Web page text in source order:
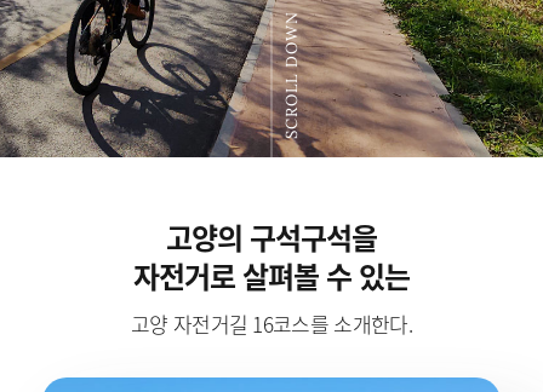
SCROLL DOWN
고양의 구석구석을
자전거로 살펴볼 수 있는
고양 자전거길 16코스를 소개한다.